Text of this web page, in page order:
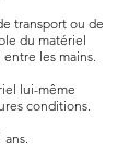
transport ou de
du matériel
les mains.
lui-même
conditions.
ans.